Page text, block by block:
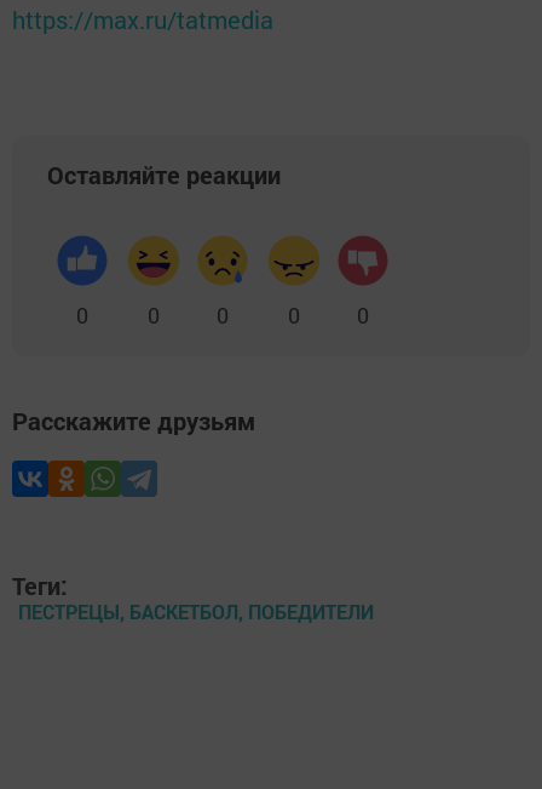
https://max.ru/tatmedia
Оставляйте реакции
0 0 0 0 0
Расскажите друзьям
Теги:
ПЕСТРЕЦЫ, БАСКЕТБОЛ, ПОБЕДИТЕЛИ